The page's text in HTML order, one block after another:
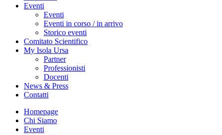
Eventi
Eventi
Eventi in corso / in arrivo
Storico eventi
Comitato Scientifico
My Isola Ursa
Partner
Professionisti
Docenti
News & Press
Contatti
Homepage
Chi Siamo
Eventi